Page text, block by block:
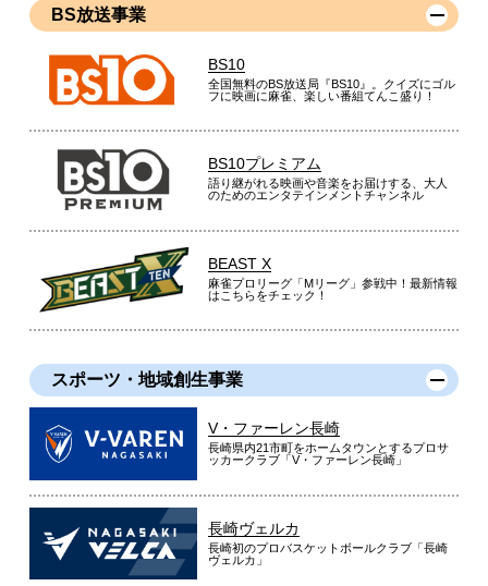
BS放送事業
BS10
全国無料のBS放送局『BS10』。クイズにゴル
フに映画に麻雀、楽しい番組てんこ盛り！
BS10プレミアム
語り継がれる映画や音楽をお届けする、大人
のためのエンタテインメントチャンネル
BEAST X
麻雀プロリーグ「Mリーグ」参戦中！最新情報
はこちらをチェック！
スポーツ・地域創生事業
V・ファーレン長崎
長崎県内21市町をホームタウンとするプロサ
ッカークラブ「V・ファーレン長崎」
長崎ヴェルカ
長崎初のプロバスケットボールクラブ「長崎
ヴェルカ」